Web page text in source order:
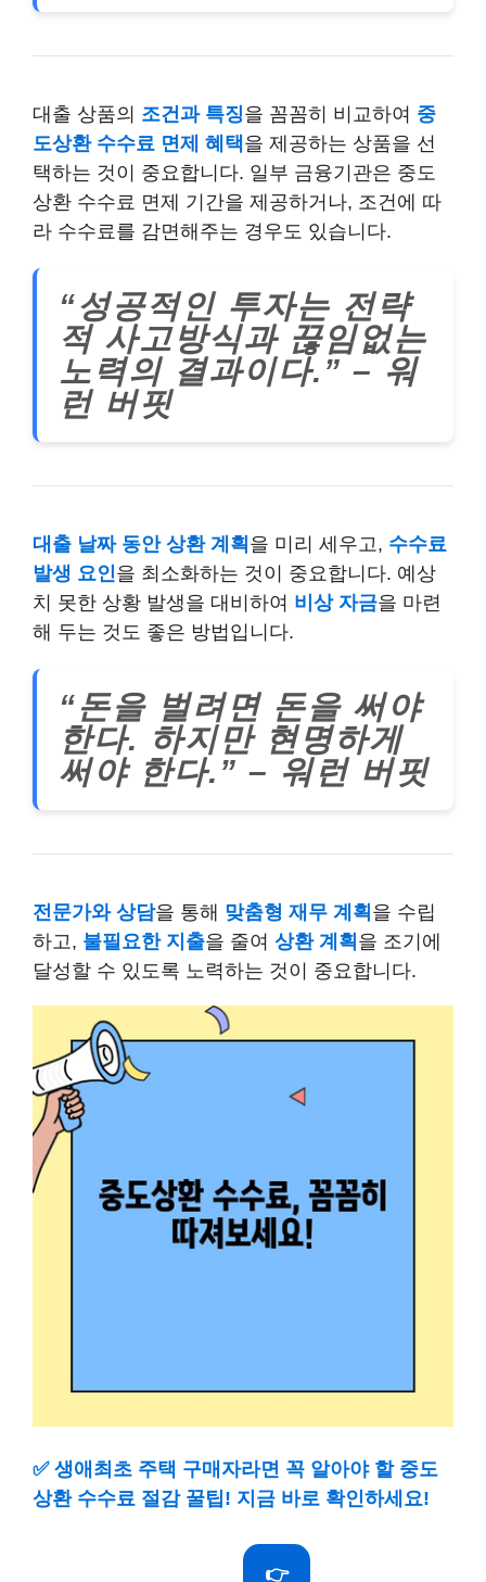
대출 상품의 조건과 특징을 꼼꼼히 비교하여 중
도상환 수수료 면제 혜택을 제공하는 상품을 선
택하는 것이 중요합니다. 일부 금융기관은 중도
상환 수수료 면제 기간을 제공하거나, 조건에 따
라 수수료를 감면해주는 경우도 있습니다.
“성공적인 투자는 전략
적 사고방식과 끊임없는
노력의 결과이다.” – 워
런 버핏
대출 날짜 동안 상환 계획 을 미리 세우고, 수수료
발생 요인을 최소화하는 것이 중요합니다. 예상
치 못한 상황 발생을 대비하여 비상 자금을 마련
해 두는 것도 좋은 방법입니다.
“돈을 벌려면 돈을 써야
한다. 하지만 현명하게
써야 한다.” – 워런 버핏
전문가와 상담을 통해 맞춤형 재무 계획 을 수립
하고, 불필요한 지출을 줄여 상환 계획 을 조기에
달성할 수 있도록 노력하는 것이 중요합니다.
✅ 생애최초 주택 구매자라면 꼭 알아야 할 중도
상환 수수료 절감 꿀팁! 지금 바로 확인하세요!
👉